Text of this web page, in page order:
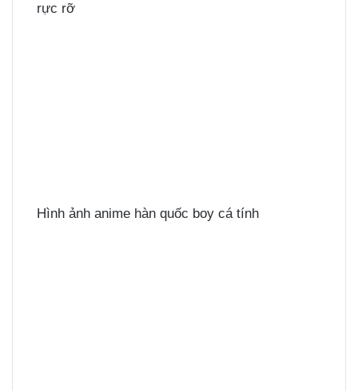
rực rỡ
Hình ảnh anime hàn quốc boy cá tính